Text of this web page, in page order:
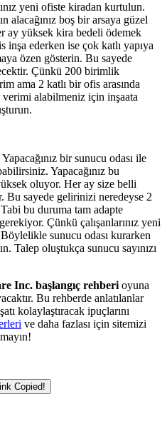
yeni ofiste kiradan kurtulun.
alacağınız boş bir arsaya güzel
ay yüksek kira bedeli ödemek
inşa ederken ise çok katlı yapıya
özen gösterin. Bu sayede
Çünkü 200 birimlik
ama 2 katlı bir ofis arasında
alabilmeniz için inşaata
bir sunucu odası ile
Yapacağınız bu
oluyor. Her ay size belli
Bu sayede gelirinizi neredeyse 2
bu duruma tam adapte
Çünkü çalışanlarınız yeni
sunucu odası kurarken
Talep oluştukça sunucu sayınızı
Inc. başlangıç rehberi oyuna
Bu rehberde anlatılanlar
kolaylaştıracak ipuçlarını
ve daha fazlası için sitemizi
Copied!